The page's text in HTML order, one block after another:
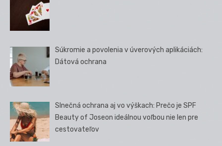
Súkromie a povolenia v úverových aplikáciách:
Dátová ochrana
Slnečná ochrana aj vo výškach: Prečo je SPF
Beauty of Joseon ideálnou voľbou nie len pre
cestovateľov